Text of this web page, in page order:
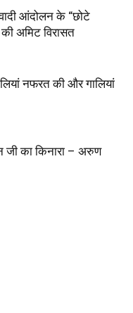
आंदोलन के “छोटे
अमिट विरासत
नफरत की और गालियां
का किनारा – अरुण